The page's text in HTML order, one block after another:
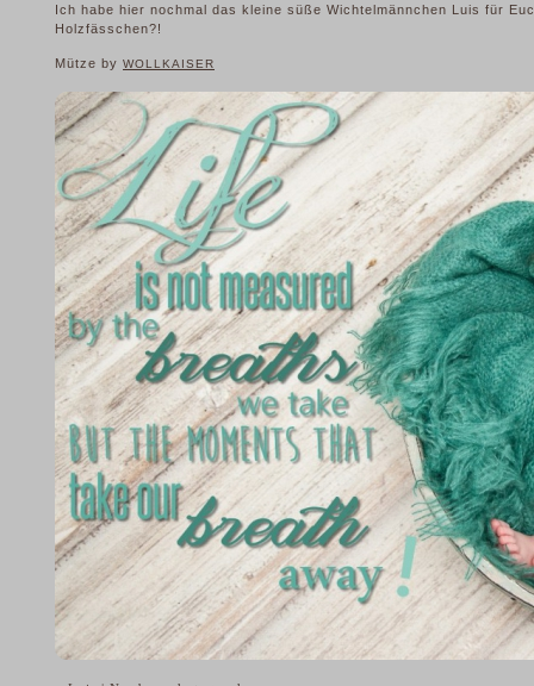
Ich habe hier nochmal das kleine süße Wichtelmännchen Luis für
Holzfässchen?!
Mütze by WOLLKAISER